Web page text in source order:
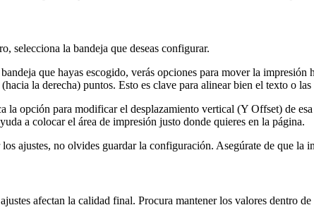
selecciona la bandeja que deseas configurar.
que hayas escogido, verás opciones para mover la
la derecha) puntos. Esto es clave para alinear bien el texto o las
la opción para modificar el desplazamiento vertical (Y Offset) de
a colocar el área de impresión justo donde quieres en la página.
ajustes, no olvides guardar la configuración. Asegúrate de que la
afectan la calidad final. Procura mantener los valores dentro